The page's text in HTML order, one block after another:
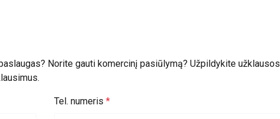
Norite gauti komercinį pasiūlymą? Užpildykite užklausos
Tel. numeris